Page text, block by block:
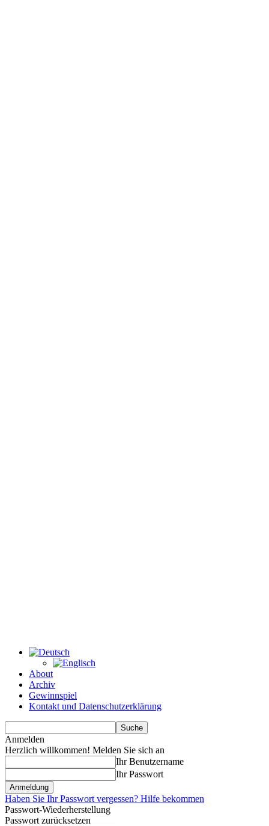
About
Archiv
Gewinnspiel
Kontakt und Datenschutzerklärung
Anmelden
Herzlich willkommen! Melden Sie sich an
Ihr Benutzername
Ihr Passwort
Haben Sie Ihr Passwort vergessen? Hilfe bekommen
Passwort-Wiederherstellung
Passwort zurücksetzen